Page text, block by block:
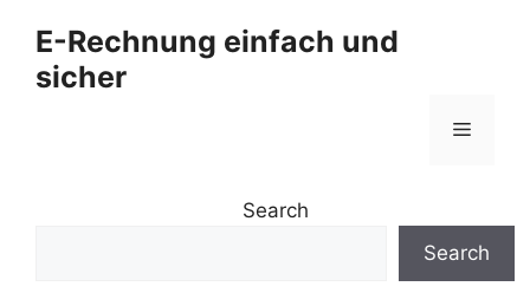
Inhalt
springen
E-Rechnung einfach und
sicher
Menü
Search
Search